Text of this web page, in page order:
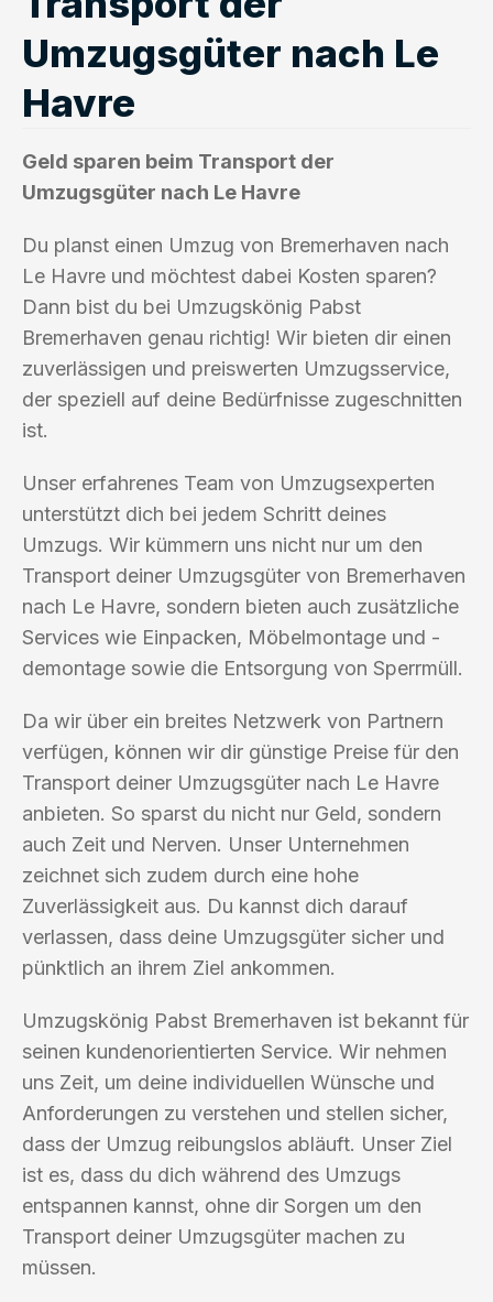
Umzugsgüter nach Le
Havre
Geld sparen beim Transport der
Umzugsgüter nach Le Havre
Du planst einen Umzug von Bremerhaven nach
Le Havre und möchtest dabei Kosten sparen?
Dann bist du bei Umzugskönig Pabst
Bremerhaven genau richtig! Wir bieten dir einen
zuverlässigen und preiswerten Umzugsservice,
der speziell auf deine Bedürfnisse zugeschnitten
ist.
Unser erfahrenes Team von Umzugsexperten
unterstützt dich bei jedem Schritt deines
Umzugs. Wir kümmern uns nicht nur um den
Transport deiner Umzugsgüter von Bremerhaven
nach Le Havre, sondern bieten auch zusätzliche
Services wie Einpacken, Möbelmontage und -
demontage sowie die Entsorgung von Sperrmüll.
Da wir über ein breites Netzwerk von Partnern
verfügen, können wir dir günstige Preise für den
Transport deiner Umzugsgüter nach Le Havre
anbieten. So sparst du nicht nur Geld, sondern
auch Zeit und Nerven. Unser Unternehmen
zeichnet sich zudem durch eine hohe
Zuverlässigkeit aus. Du kannst dich darauf
verlassen, dass deine Umzugsgüter sicher und
pünktlich an ihrem Ziel ankommen.
Umzugskönig Pabst Bremerhaven ist bekannt für
seinen kundenorientierten Service. Wir nehmen
uns Zeit, um deine individuellen Wünsche und
Anforderungen zu verstehen und stellen sicher,
dass der Umzug reibungslos abläuft. Unser Ziel
ist es, dass du dich während des Umzugs
entspannen kannst, ohne dir Sorgen um den
Transport deiner Umzugsgüter machen zu
müssen.